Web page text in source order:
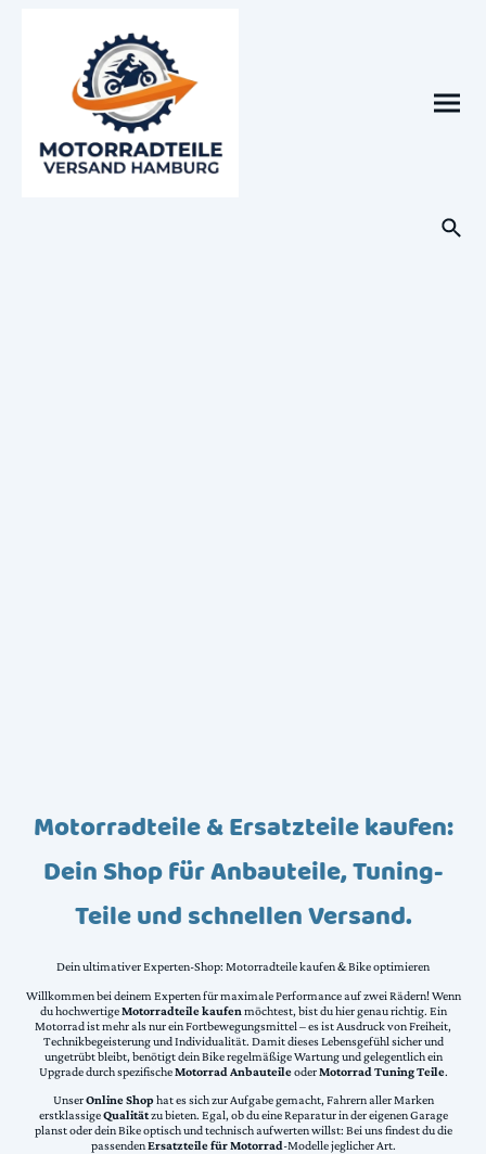
Motorradteile & Ersatzteile kaufen:
Dein Shop für Anbauteile, Tuning-
Teile und schnellen Versand.
Dein ultimativer Experten-Shop: Motorradteile kaufen & Bike optimieren
Willkommen bei deinem Experten für maximale Performance auf zwei Rädern! Wenn
du hochwertigeMotorradteile kaufen möchtest, bist du hier genau richtig. Ein
Motorrad ist mehr als nur ein Fortbewegungsmittel – es ist Ausdruck von Freiheit,
Technikbegeisterung und Individualität. Damit dieses Lebensgefühl sicher und
ungetrübt bleibt, benötigt dein Bike regelmäßige Wartung und gelegentlich ein
Upgrade durch spezifischeMotorrad AnbauteileoderMotorrad Tuning Teile.
UnserOnline Shophat es sich zur Aufgabe gemacht, Fahrern aller Marken
erstklassigeQualitätzu bieten. Egal, ob du eine Reparatur in der eigenen Garage
planst oder dein Bike optisch und technisch aufwerten willst: Bei uns findest du die
passendenErsatzteile für Motorrad-Modelle jeglicher Art.